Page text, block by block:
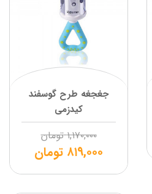
جغجغه طرح گوسفند
کیدزمی
۱,۱۷۰,۰۰۰ تومان
۸۱۹,۰۰۰ تومان